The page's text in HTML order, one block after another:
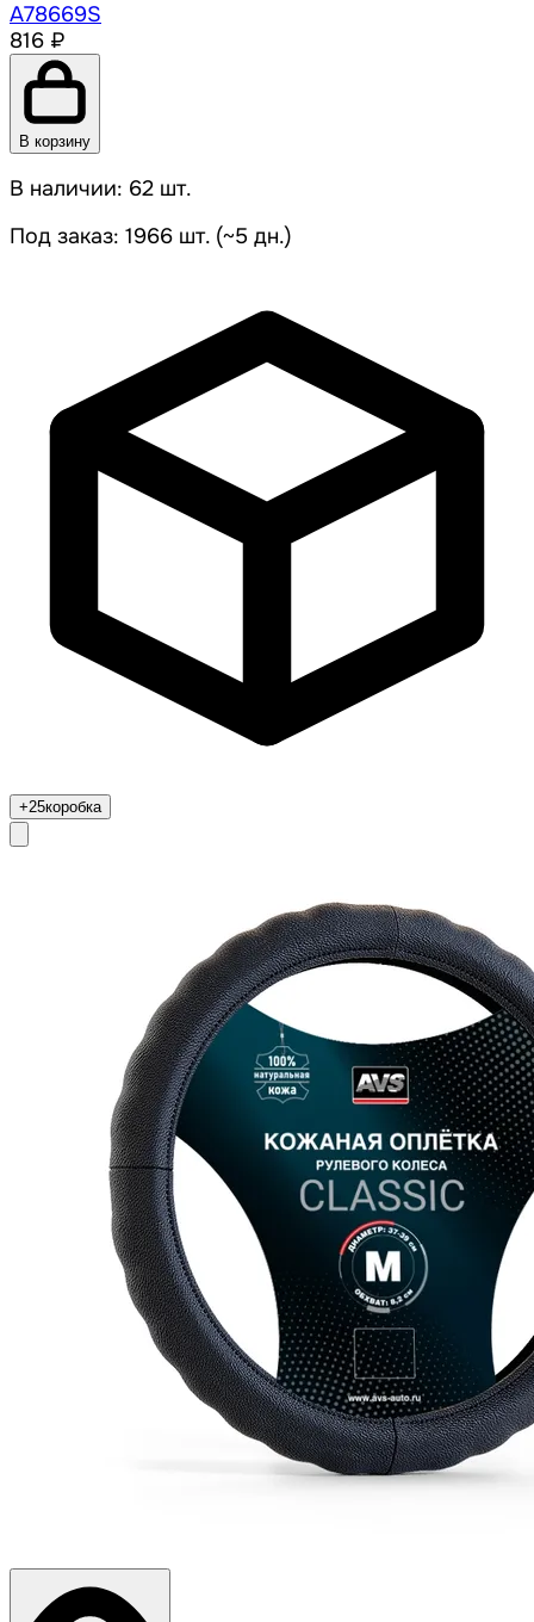
A78669S
816 ₽
В корзину
В наличии: 62 шт.
Под заказ: 1966 шт. (~5 дн.)
+25коробка